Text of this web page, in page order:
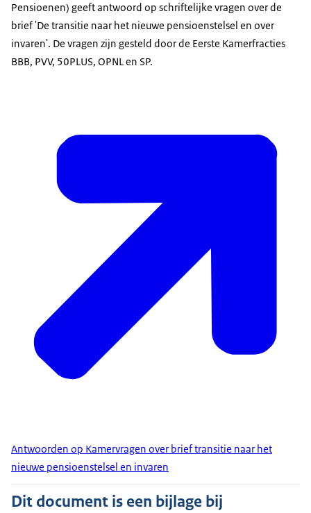
Pensioenen) geeft antwoord op schriftelijke vragen over de
brief 'De transitie naar het nieuwe pensioenstelsel en over
invaren'. De vragen zijn gesteld door de Eerste Kamerfracties
BBB, PVV, 50PLUS, OPNL en SP.
Antwoorden op Kamervragen over brief transitie naar het
nieuwe pensioenstelsel en invaren
Dit document is een bijlage bij